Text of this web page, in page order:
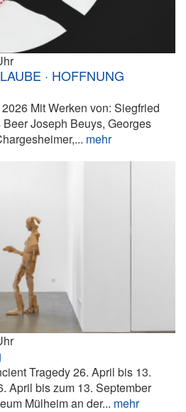
· HOFFNUNG
Mit Werken von: Siegfried
Joseph Beuys, Georges
mehr
Tragedy 26. April bis 13.
April bis zum 13. September
Mülheim an der... mehr